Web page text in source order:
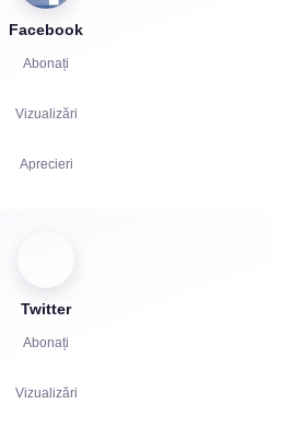
Facebook
Abonați
Vizualizări
Aprecieri
Comentarii
Twitter
Abonați
Vizualizări